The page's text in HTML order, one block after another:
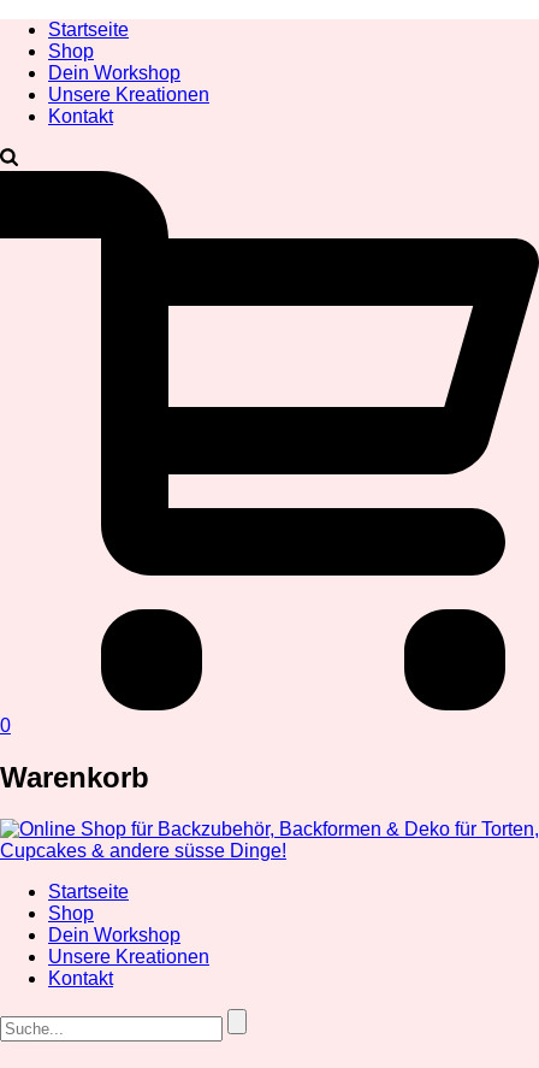
Startseite
Shop
Dein Workshop
Unsere Kreationen
Kontakt
0
Warenkorb
Startseite
Shop
Dein Workshop
Unsere Kreationen
Kontakt